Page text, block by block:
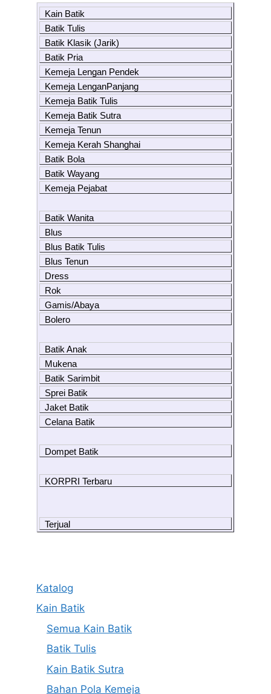
Kain Batik
Batik Tulis
Batik Klasik (Jarik)
Batik Pria
Kemeja Lengan Pendek
Kemeja LenganPanjang
Kemeja Batik Tulis
Kemeja Batik Sutra
Kemeja Tenun
Kemeja Kerah Shanghai
Batik Bola
Batik Wayang
Kemeja Pejabat
Batik Wanita
Blus
Blus Batik Tulis
Blus Tenun
Dress
Rok
Gamis/Abaya
Bolero
Batik Anak
Mukena
Batik Sarimbit
Sprei Batik
Jaket Batik
Celana Batik
Dompet Batik
KORPRI Terbaru
Terjual
Katalog
Kain Batik
Semua Kain Batik
Batik Tulis
Kain Batik Sutra
Bahan Pola Kemeja